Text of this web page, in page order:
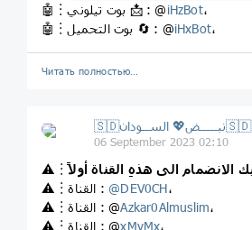
🤖︙بوت تيلوني 📩 : @iHzBot،
🤖︙بوت التحميل 🔄 : @iHxBot،
Читать полностью…
🇸🇩نبـــــض💖 الســودان🇸🇩
06 September 2023 02:10
⚠️︙
⚠️︙القناة : @DEV0CH،
⚠️︙القناة : @Azkar0Almuslim،
⚠️︙القناة : @xMvMx،